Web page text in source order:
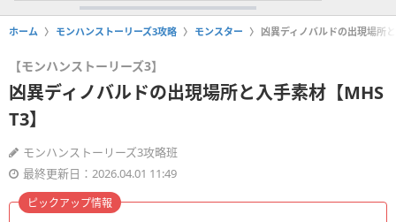
ホーム モンハンストーリーズ3攻略 モンスター 凶異ディノバルドの出現場所
【モンハンストーリーズ3】
凶異ディノバルドの出現場所と入手素材【MHS
T3】
モンハンストーリーズ3攻略班
最終更新日：2026.04.01 11:49
ピックアップ情報